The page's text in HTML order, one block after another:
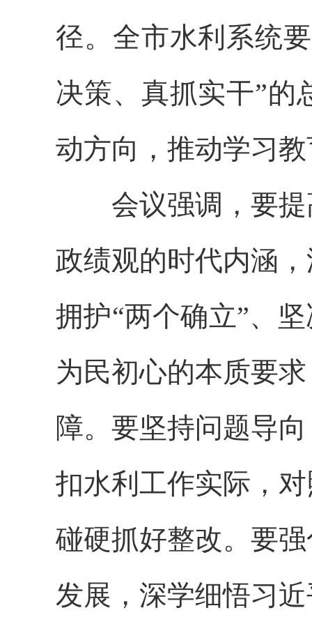
径。全市水利系统
决策、真抓实干”的
动方向，推动学习
会议强调，要
政绩观的时代内涵
拥护“两个确立”、
为民初心的本质要
障。要坚持问题导
扣水利工作实际，
碰硬抓好整改。要
发展，深学细悟习